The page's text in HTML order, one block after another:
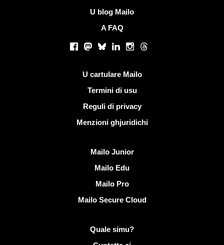
U blog Mailo
A FAQ
Facebook
Mastodon
BlueskyLinkedInInstagram
Threads
U cartulare Mailo
Termini di usu
Reguli di privacy
Menzioni ghjuridichi
Mailo Junior
Mailo Edu
Mailo Pro
Mailo Secure Cloud
Più infurmazione nantu à Mailo
Quale simu?